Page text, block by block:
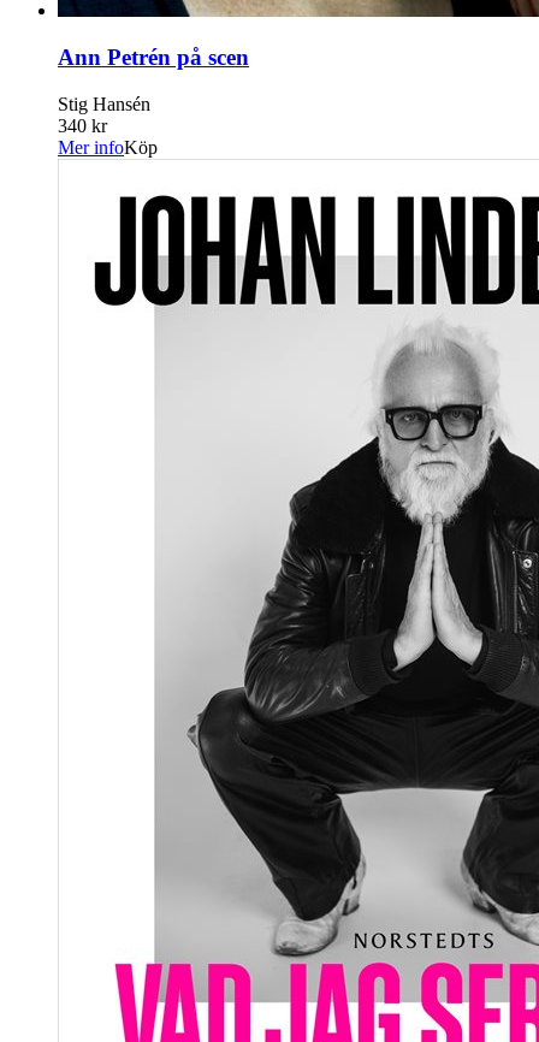
Ann Petrén på scen
Stig Hansén
340 kr
Mer infoKöp